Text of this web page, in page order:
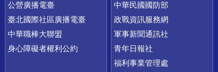
公營廣播電臺
臺北國際社區廣播電臺
中華職棒大聯盟
身心障礙者權利公約
中華民國國防部
政戰資訊服務網
軍事新聞通訊社
青年日報社
福利事業管理處